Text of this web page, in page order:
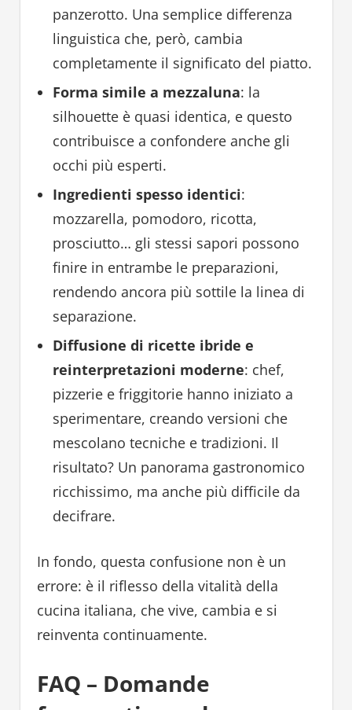
panzerotto. Una semplice differenza
linguistica che, però, cambia
completamente il significato del piatto.
Forma simile a mezzaluna: la
silhouette è quasi identica, e questo
contribuisce a confondere anche gli
occhi più esperti.
Ingredienti spesso identici:
mozzarella, pomodoro, ricotta,
prosciutto… gli stessi sapori possono
finire in entrambe le preparazioni,
rendendo ancora più sottile la linea di
separazione.
Diffusione di ricette ibride e
reinterpretazioni moderne: chef,
pizzerie e friggitorie hanno iniziato a
sperimentare, creando versioni che
mescolano tecniche e tradizioni. Il
risultato? Un panorama gastronomico
ricchissimo, ma anche più difficile da
decifrare.
In fondo, questa confusione non è un
errore: è il riflesso della vitalità della
cucina italiana, che vive, cambia e si
reinventa continuamente.
FAQ – Domande